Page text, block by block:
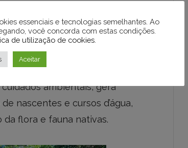
e imobiliárias vendendo
Projeto de Assentamento
da terra e sem a
que a grilagem associada
ambientais, gera
nascentes e cursos d’água,
flora e fauna nativas.
essenciais e tecnologias semelhantes. Ao
você concorda com estas condições.
de utilização de cookies
Aceitar